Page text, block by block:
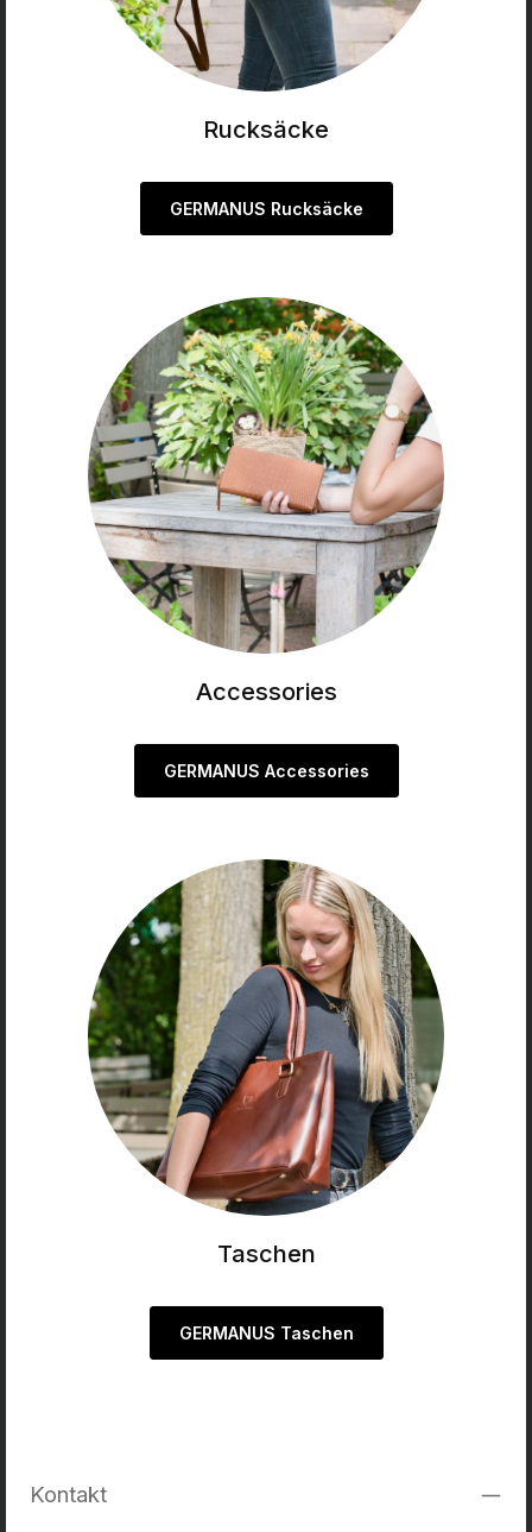
Rucksäcke
GERMANUS Rucksäcke
Accessories
GERMANUS Accessories
Taschen
GERMANUS Taschen
Kontakt